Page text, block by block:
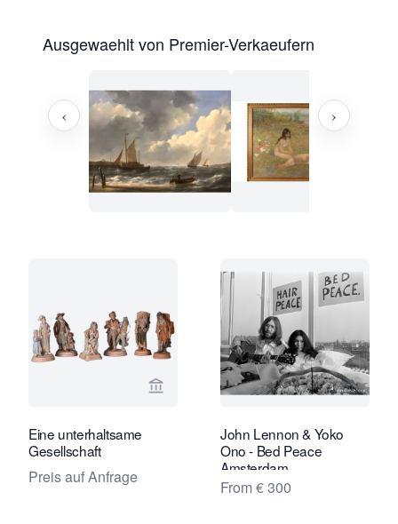
Ausgewaehlt von Premier-Verkaeufern
‹ ›
Verkaeuferseite von Limburg
Eine unterhaltsame
Gesellschaft
Preis auf Anfrage
John Lennon & Yoko
Ono - Bed Peace
Amsterdam
From € 300